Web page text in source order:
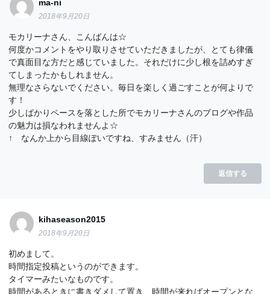
ma-ni
2018年9月20日
モカリーナさん、こんばんは☆
何度かコメントをやり取りさせていただきましたが、とても律儀
で真面目な方だと感じていました。それだけに少し根を詰めすぎ
てしまったかもしれません。
無理なさらないでください。毎日を楽しく過ごすことが何よりで
す！
少しばかりペースを落とした所でモカリーナさんのブログや作品
の魅力は損なわれませんよ☆
↑ なんか上から目線ぽいですね、すみません（汗）
返信する
kihaseason2015
2018年9月20日
初めまして。
時間指定投稿というのができます。
タイマーみたいなものです。
時間があるときに書きダメして置き、時間が来ればオープンとな